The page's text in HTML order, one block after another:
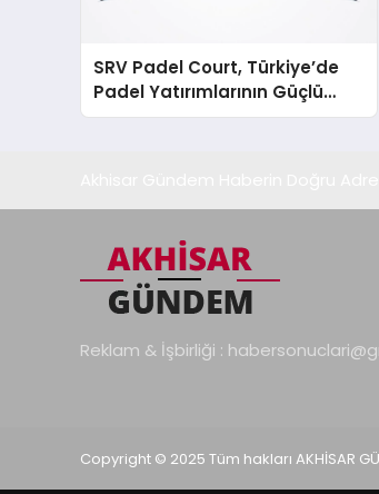
SRV Padel Court, Türkiye’de
Padel Yatırımlarının Güçlü
Markası Olmayı Sürdürüyor
Reklam & İşbirliği :
Copyright © 2025 Tüm hakları AKHİSAR